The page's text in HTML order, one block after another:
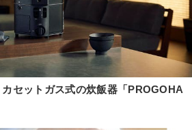
セットガス式の炊飯器「PROGOHA